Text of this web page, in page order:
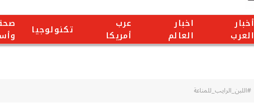
أخبار
العرب
اخبار
العالم
عرب
أمريكا
تكنولوجيا
#اللبن_الرايب_للمناعة